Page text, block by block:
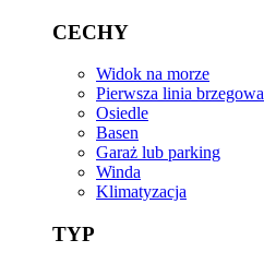
CECHY
Widok na morze
Pierwsza linia brzegowa
Osiedle
Basen
Garaż lub parking
Winda
Klimatyzacja
TYP